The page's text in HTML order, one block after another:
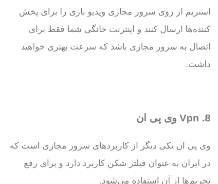
استریم از روی سرور مجازی ویدیو بازی را برای پخش
کننده‌ها ارسال کنند و اینترنت خانگی شما فقط برای
اتصال به سرور مجازی باشد که سرعت بهتری خواهید
داشت.
8. Vpn وی پی ان
وی پی ان یکی دیگر از کاربردهای سرور مجازی است که
در ایران به عنوان فیلتر شکن کاربرد دارد و برای رفع
تحریم‌ها از آن استفاده می‌شود.